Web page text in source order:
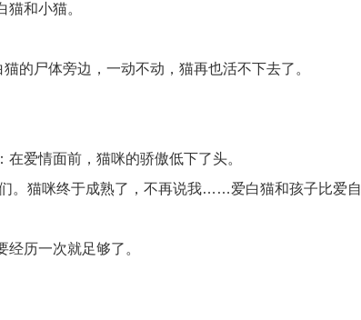
和小猫。
的尸体旁边，一动不动，猫再也活不下去了。
爱情面前，猫咪的骄傲低下了头。
。猫咪终于成熟了，不再说我……爱白猫和孩子比爱自
历一次就足够了。